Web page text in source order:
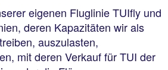
eigenen Fluglinie TUIfly und
deren Kapazitäten wir als
auszulasten,
mit deren Verkauf für TUI der